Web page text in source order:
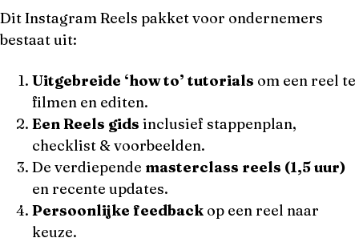
Dit Instagram Reels pakket voor ondernemers
bestaat uit:
Uitgebreide ‘how to’ tutorials om een reel te
filmen en editen.
Een Reels gids inclusief stappenplan,
checklist & voorbeelden.
De verdiepende masterclass reels (1,5 uur)
en recente updates.
Persoonlijke feedback op een reel naar
keuze.